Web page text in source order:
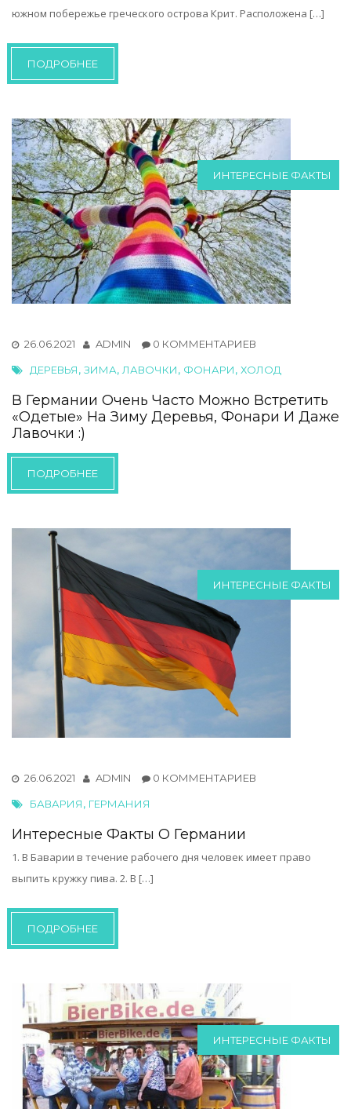
южном побережье греческого острова Крит. Расположена […]
ПОДРОБНЕЕ
ИНТЕРЕСНЫЕ ФАКТЫ
26.06.2021 ADMIN 0 КОММЕНТАРИЕВ
ДЕРЕВЬЯ, ЗИМА, ЛАВОЧКИ, ФОНАРИ, ХОЛОД
В Германии Очень Часто Можно Встретить
«одетые» На Зиму Деревья, Фонари И Даже
Лавочки :)
ПОДРОБНЕЕ
ИНТЕРЕСНЫЕ ФАКТЫ
26.06.2021 ADMIN 0 КОММЕНТАРИЕВ
БАВАРИЯ, ГЕРМАНИЯ
Интересные Факты О Германии
1. В Баварии в течение рабочего дня человек имеет право
выпить кружку пива. 2. В […]
ПОДРОБНЕЕ
ИНТЕРЕСНЫЕ ФАКТЫ